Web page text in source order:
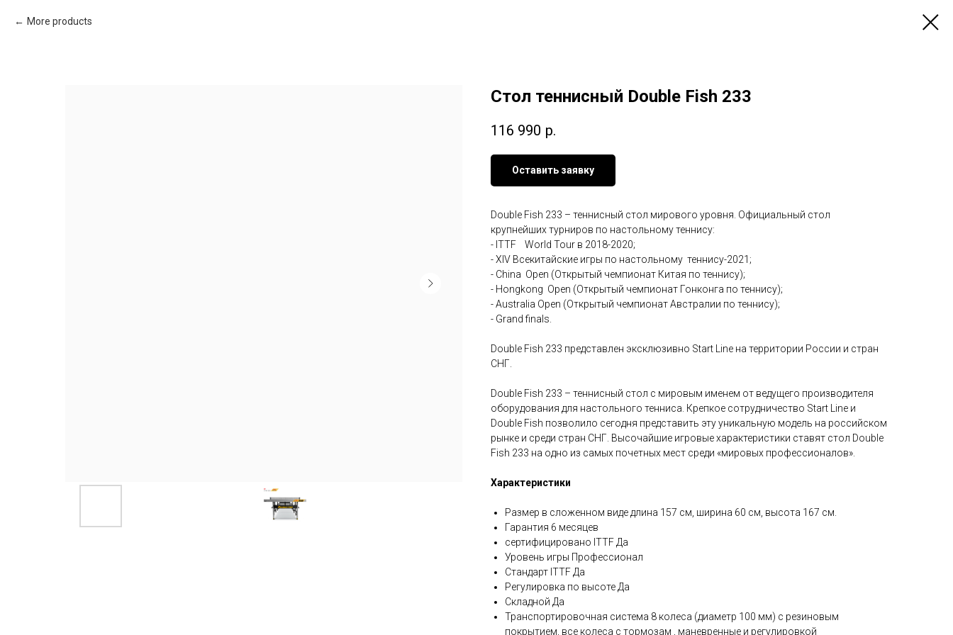
More products
Стол теннисный Double Fish 233
116 990 р.
Оставить заявку
Double Fish 233 – теннисный стол мирового уровня. Официальный стол
крупнейших турниров по настольному теннису:
- ITTF World Tour в 2018-2020;
- XIV Всекитайские игры по настольному теннису-2021;
- China Open (Открытый чемпионат Китая по теннису);
- Hongkong Open (Открытый чемпионат Гонконга по теннису);
- Australia Open (Открытый чемпионат Австралии по теннису);
- Grand finals.
Double Fish 233 представлен эксклюзивно Start Line на территории России и стран
СНГ.
Double Fish 233 – теннисный стол с мировым именем от ведущего производителя
оборудования для настольного тенниса. Крепкое сотрудничество Start Line и
Double Fish позволило сегодня представить эту уникальную модель на российском
рынке и среди стран СНГ. Высочайшие игровые характеристики ставят стол Double
Fish 233 на одно из самых почетных мест среди «мировых профессионалов».
Характеристики
Размер в сложенном виде длина 157 см, ширина 60 см, высота 167 см.
Гарантия 6 месяцев
сертифицировано ITTF Да
Уровень игры Профессионал
Стандарт ITTF Да
Регулировка по высоте Да
Складной Да
Транспортировочная система 8 колеса (диаметр 100 мм) с резиновым
покрытием, все колеса с тормозам , маневренные и регулировкой